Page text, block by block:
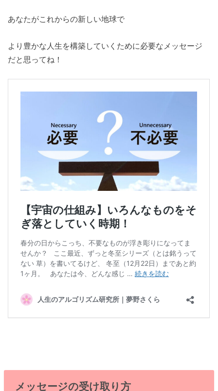
あなたがこれからの新しい地球で
より豊かな人生を構築していくために必要なメッセージ
だと思ってね！
メッセージの受け取り方